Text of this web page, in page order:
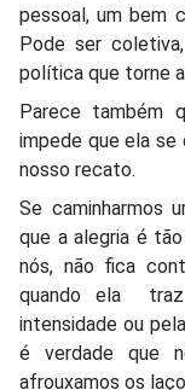
pessoal, um bem
Pode ser
política que torne a
Parece também
impede que ela se
nosso recato.
Se caminharmos
que a alegria é
nós, não fica
quando ela
intensidade ou
é verdade que
afrouxamos os